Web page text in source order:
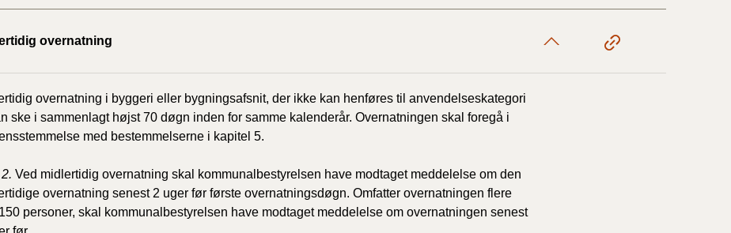
2021)
2020)
BR18 (1/1-9/3 2020)
overnatning
overnatning i byggeri eller bygningsafsnit, der ikke kan henføres til anvendelseskategori
ske i sammenlagt højst 70 døgn inden for samme kalenderår. Overnatningen skal foregå i
med bestemmelserne i kapitel 5.
Ved midlertidig overnatning skal kommunalbestyrelsen have modtaget meddelelse om den
overnatning senest 2 uger før første overnatningsdøgn. Omfatter overnatningen flere
personer, skal kommunalbestyrelsen have modtaget meddelelse om overnatningen senest